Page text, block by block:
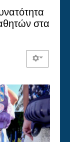
στα